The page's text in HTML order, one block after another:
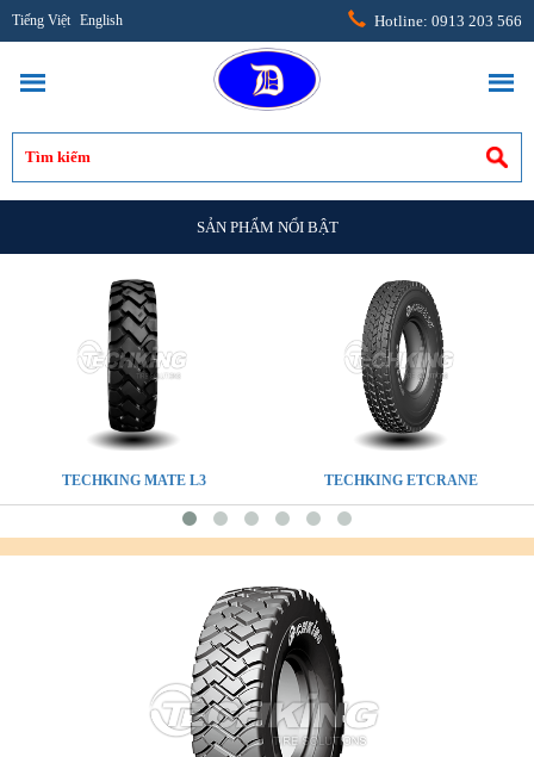
Tiếng Việt English Hotline: 0913 203 566
SẢN PHẨM NỔI BẬT
TECHKING MATE L3 TECHKING ETCRANE